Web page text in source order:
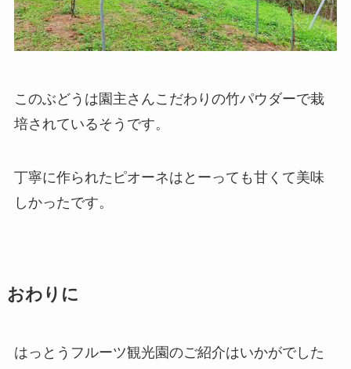
このぶどうは園主さんこだわりの竹パウダーで栽
培されているそうです。
丁寧に作られたピオーネはとーっても甘くて美味
しかったです。
おわりに
はっとうフルーツ観光園のご紹介はいかがでした